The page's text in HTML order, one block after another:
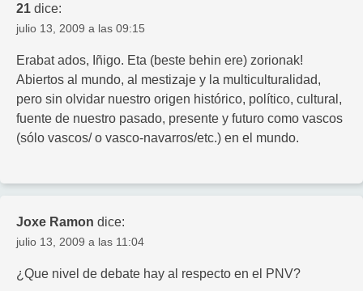
21 dice:
julio 13, 2009 a las 09:15
Erabat ados, Iñigo. Eta (beste behin ere) zorionak!
Abiertos al mundo, al mestizaje y la multiculturalidad,
pero sin olvidar nuestro origen histórico, político, cultural,
fuente de nuestro pasado, presente y futuro como vascos
(sólo vascos/ o vasco-navarros/etc.) en el mundo.
Joxe Ramon dice:
julio 13, 2009 a las 11:04
¿Que nivel de debate hay al respecto en el PNV?